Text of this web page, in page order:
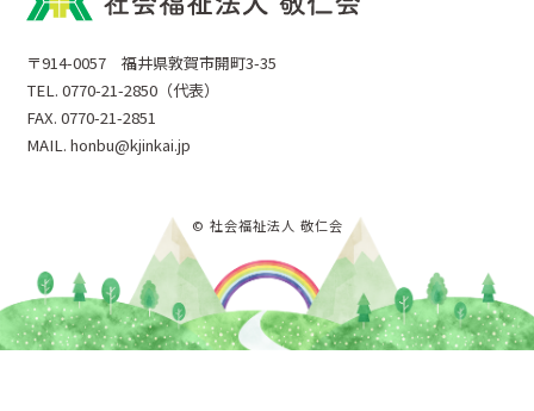
〒914-0057 福井県敦賀市開町3-35
TEL. 0770-21-2850（代表）
FAX. 0770-21-2851
MAIL. honbu@kjinkai.jp
© 社会福祉法人 敬仁会